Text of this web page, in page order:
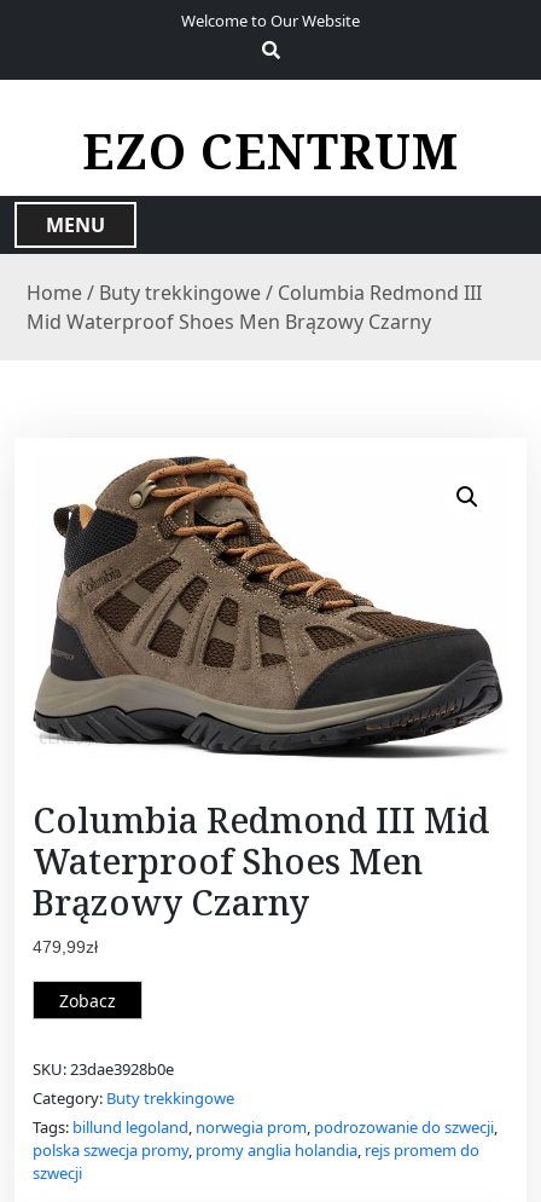
Welcome to Our Website
EZO CENTRUM
MENU
Home/ Buty trekkingowe/ Columbia Redmond III
Mid Waterproof Shoes Men Brązowy Czarny
Columbia Redmond III Mid
Waterproof Shoes Men
Brązowy Czarny
479,99zł
Zobacz
SKU:23dae3928b0e
Category: Buty trekkingowe
Tags: billund legoland, norwegia prom, podrozowanie do szwecji,
polska szwecja promy, promy anglia holandia, rejs promem do
szwecji